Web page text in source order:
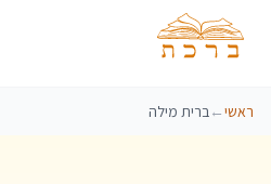
ראשי←ברית מילה